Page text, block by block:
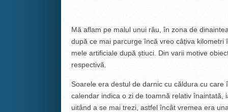
Mă aflam pe malul unui râu, în zona de
după ce mai parcurge încă vreo câțiva
mele artificiale după știuci. Din varii motive
respectivă.
Soarele era destul de darnic cu căldura cu
calendar indica o zi de toamnă relativ înaintată,
uitând a se mai trezi, astfel încât vremea era